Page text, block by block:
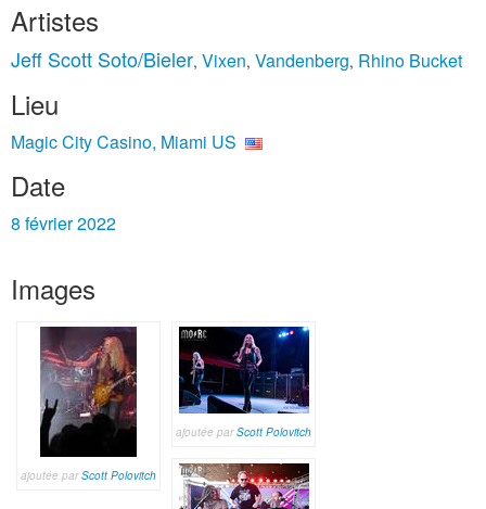
Artistes
Jeff Scott Soto/Bieler, Vixen, Vandenberg, Rhino Bucket
Lieu
Magic City Casino, Miami US
Date
8 février 2022
Images
ajoutée parScott Polovitch
ajoutée parScott Polovitch